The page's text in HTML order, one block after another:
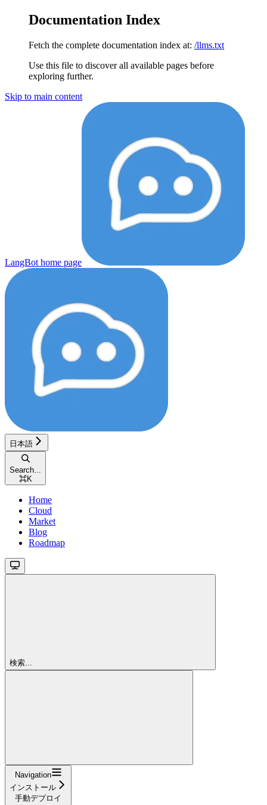
Documentation Index
Fetch the complete documentation index at: /llms.txt
Use this file to discover all available pages before
exploring further.
Skip to main content
LangBot home page
日本語
Search...
⌘K
Home
Cloud
Market
Blog
Roadmap
検索...
Navigation
インストール
手動デプロイ